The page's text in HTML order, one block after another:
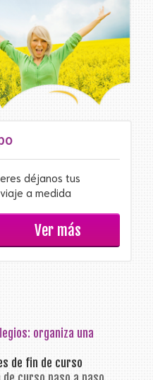
déjanos tus
a medida
Ver más
organiza una
de fin de curso